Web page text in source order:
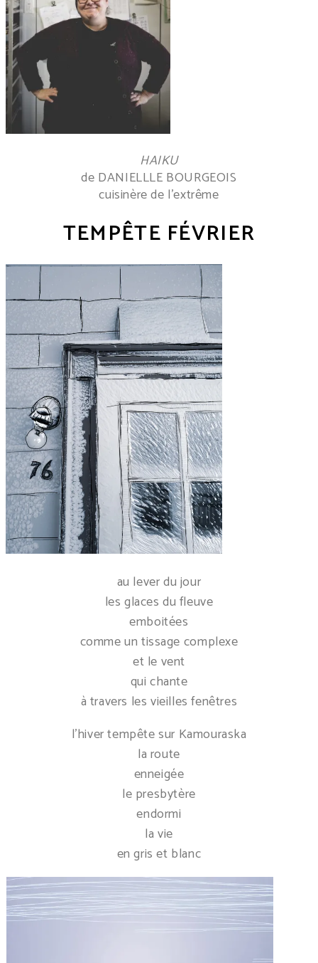
HAIKU
de DANIELLLE BOURGEOIS
cuisinère de l’extrême
TEMPÊTE FÉVRIER
au lever du jour
les glaces du fleuve
emboitées
comme un tissage complexe
et le vent
qui chante
à travers les vieilles fenêtres
l’hiver tempête sur Kamouraska
la route
enneigée
le presbytère
endormi
la vie
en gris et blanc